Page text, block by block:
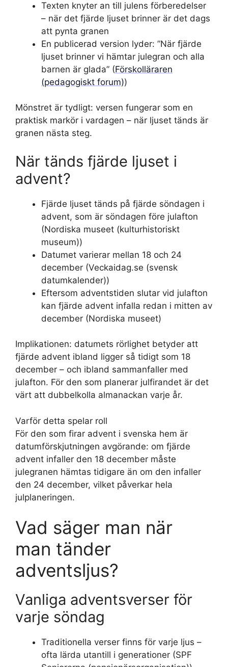
Texten knyter an till julens förberedelser
– när det fjärde ljuset brinner är det dags
att pynta granen
En publicerad version lyder: ”När fjärde
ljuset brinner vi hämtar julegran och alla
barnen är glada” (Förskolläraren
(pedagogiskt forum))
Mönstret är tydligt: versen fungerar som en
praktisk markör i vardagen – när ljuset tänds är
granen nästa steg.
När tänds fjärde ljuset i
advent?
Fjärde ljuset tänds på fjärde söndagen i
advent, som är söndagen före julafton
(Nordiska museet (kulturhistoriskt
museum))
Datumet varierar mellan 18 och 24
december (Veckaidag.se (svensk
datumkalender))
Eftersom adventstiden slutar vid julafton
kan fjärde advent infalla redan i mitten av
december (Nordiska museet)
Implikationen: datumets rörlighet betyder att
fjärde advent ibland ligger så tidigt som 18
december – och ibland sammanfaller med
julafton. För den som planerar julfirandet är det
värt att dubbelkolla almanackan varje år.
Varför detta spelar roll
För den som firar advent i svenska hem är
datumförskjutningen avgörande: om fjärde
advent infaller den 18 december måste
julegranen hämtas tidigare än om den infaller
den 24 december, vilket påverkar hela
julplaneringen.
Vad säger man när
man tänder
adventsljus?
Vanliga adventsverser för
varje söndag
Traditionella verser finns för varje ljus –
ofta lärda utantill i generationer (SPF